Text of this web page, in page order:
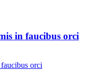
in faucibus orci